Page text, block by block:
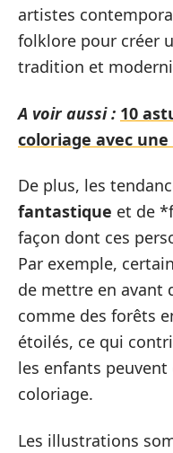
artistes
folklore pour créer
tradition et
A voir aussi : 10
coloriage avec une
De plus, les
fantastique et de
façon dont ces
Par exemple,
de mettre en avant
comme des forêts
étoilés, ce qui
les enfants
coloriage.
Les illustrations